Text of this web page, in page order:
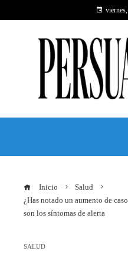
Inicio
Salud
¿Has notado un aumento de
son los síntomas de alerta
SALUD